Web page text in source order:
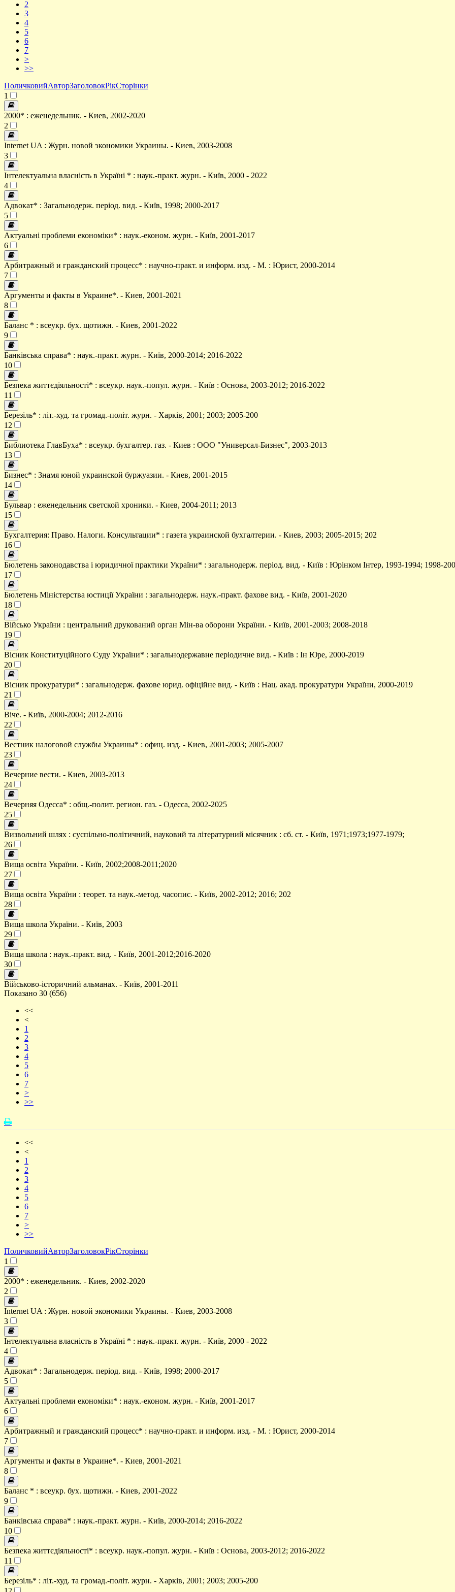
2
3
4
5
6
7
>
>>
ПоличковийАвторЗаголовокРікСторінки
1
2000* : еженедельник. - Киев, 2002-2020
2
Internet UA : Журн. новой экономики Украины. - Киев, 2003-2008
3
Інтелектуальна власність в Україні * : наук.-практ. журн. - Київ, 2000 - 2022
4
Адвокат* : Загальнодерж. період. вид. - Київ, 1998; 2000-2017
5
Актуальні проблеми економіки* : наук.-економ. журн. - Київ, 2001-2017
6
Арбитражный и гражданский процесс* : научно-практ. и информ. изд. - М. : Юрист, 2000-2014
7
Аргументы и факты в Украине*. - Киев, 2001-2021
8
Баланс * : всеукр. бух. щотижн. - Киев, 2001-2022
9
Банківська справа* : наук.-практ. журн. - Київ, 2000-2014; 2016-2022
10
Безпека життєдіяльності* : всеукр. наук.-попул. журн. - Київ : Основа, 2003-2012; 2016-2022
11
Березіль* : літ.-худ. та громад.-політ. журн. - Харків, 2001; 2003; 2005-200
12
Библиотека ГлавБуха* : всеукр. бухгалтер. газ. - Киев : ООО "Универсал-Бизнес", 2003-2013
13
Бизнес* : Знамя юной украинской буржуазии. - Киев, 2001-2015
14
Бульвар : еженедельник светской хроники. - Киев, 2004-2011; 2013
15
Бухгалтерия: Право. Налоги. Консультации* : газета украинской бухгалтерии. - Киев, 2003; 2005-2015; 202
16
Бюлетень законодавства і юридичної практики України* : загальнодерж. період. вид. - Київ : Юрінком Інтер, 1993-1994; 1998-
17
Бюлетень Міністерства юстиції України : загальнодерж. наук.-практ. фахове вид. - Київ, 2001-2020
18
Військо України : центральний друкований орган Мін-ва оборони України. - Київ, 2001-2003; 2008-2018
19
Вісник Конституційного Суду України* : загальнодержавне періодичне вид. - Київ : Ін Юре, 2000-2019
20
Вісник прокуратури* : загальнодерж. фахове юрид. офіційне вид. - Київ : Нац. акад. прокуратури України, 2000-2019
21
Віче. - Київ, 2000-2004; 2012-2016
22
Вестник налоговой службы Украины* : офиц. изд. - Киев, 2001-2003; 2005-2007
23
Вечерние вести. - Киев, 2003-2013
24
Вечерняя Одесса* : общ.-полит. регион. газ. - Одесса, 2002-2025
25
Визвольний шлях : суспільно-політичний, науковий та літературний місячник : сб. ст. - Київ, 1971;1973;1977-1979;
26
Вища освіта України. - Київ, 2002;2008-2011;2020
27
Вища освіта України : теорет. та наук.-метод. часопис. - Київ, 2002-2012; 2016; 202
28
Вища школа України. - Київ, 2003
29
Вища школа : наук.-практ. вид. - Київ, 2001-2012;2016-2020
30
Військово-історичний альманах. - Київ, 2001-2011
Показано 30 (656)
<<
<
1
2
3
4
5
6
7
>
>>
<<
<
1
2
3
4
5
6
7
>
>>
ПоличковийАвторЗаголовокРікСторінки
1
2000* : еженедельник. - Киев, 2002-2020
2
Internet UA : Журн. новой экономики Украины. - Киев, 2003-2008
3
Інтелектуальна власність в Україні * : наук.-практ. журн. - Київ, 2000 - 2022
4
Адвокат* : Загальнодерж. період. вид. - Київ, 1998; 2000-2017
5
Актуальні проблеми економіки* : наук.-економ. журн. - Київ, 2001-2017
6
Арбитражный и гражданский процесс* : научно-практ. и информ. изд. - М. : Юрист, 2000-2014
7
Аргументы и факты в Украине*. - Киев, 2001-2021
8
Баланс * : всеукр. бух. щотижн. - Киев, 2001-2022
9
Банківська справа* : наук.-практ. журн. - Київ, 2000-2014; 2016-2022
10
Безпека життєдіяльності* : всеукр. наук.-попул. журн. - Київ : Основа, 2003-2012; 2016-2022
11
Березіль* : літ.-худ. та громад.-політ. журн. - Харків, 2001; 2003; 2005-200